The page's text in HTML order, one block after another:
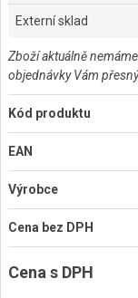
Externí sklad
Zboží aktuálně
objednávky Vám
Kód produktu
EAN
Výrobce
Cena bez DPH
Cena s DPH